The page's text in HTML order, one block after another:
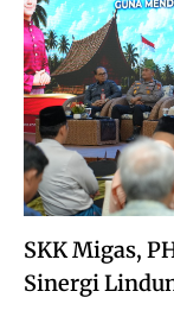
SKK Migas,
Sinergi